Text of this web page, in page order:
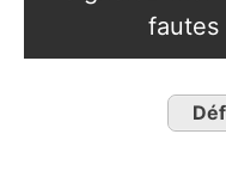
fautes